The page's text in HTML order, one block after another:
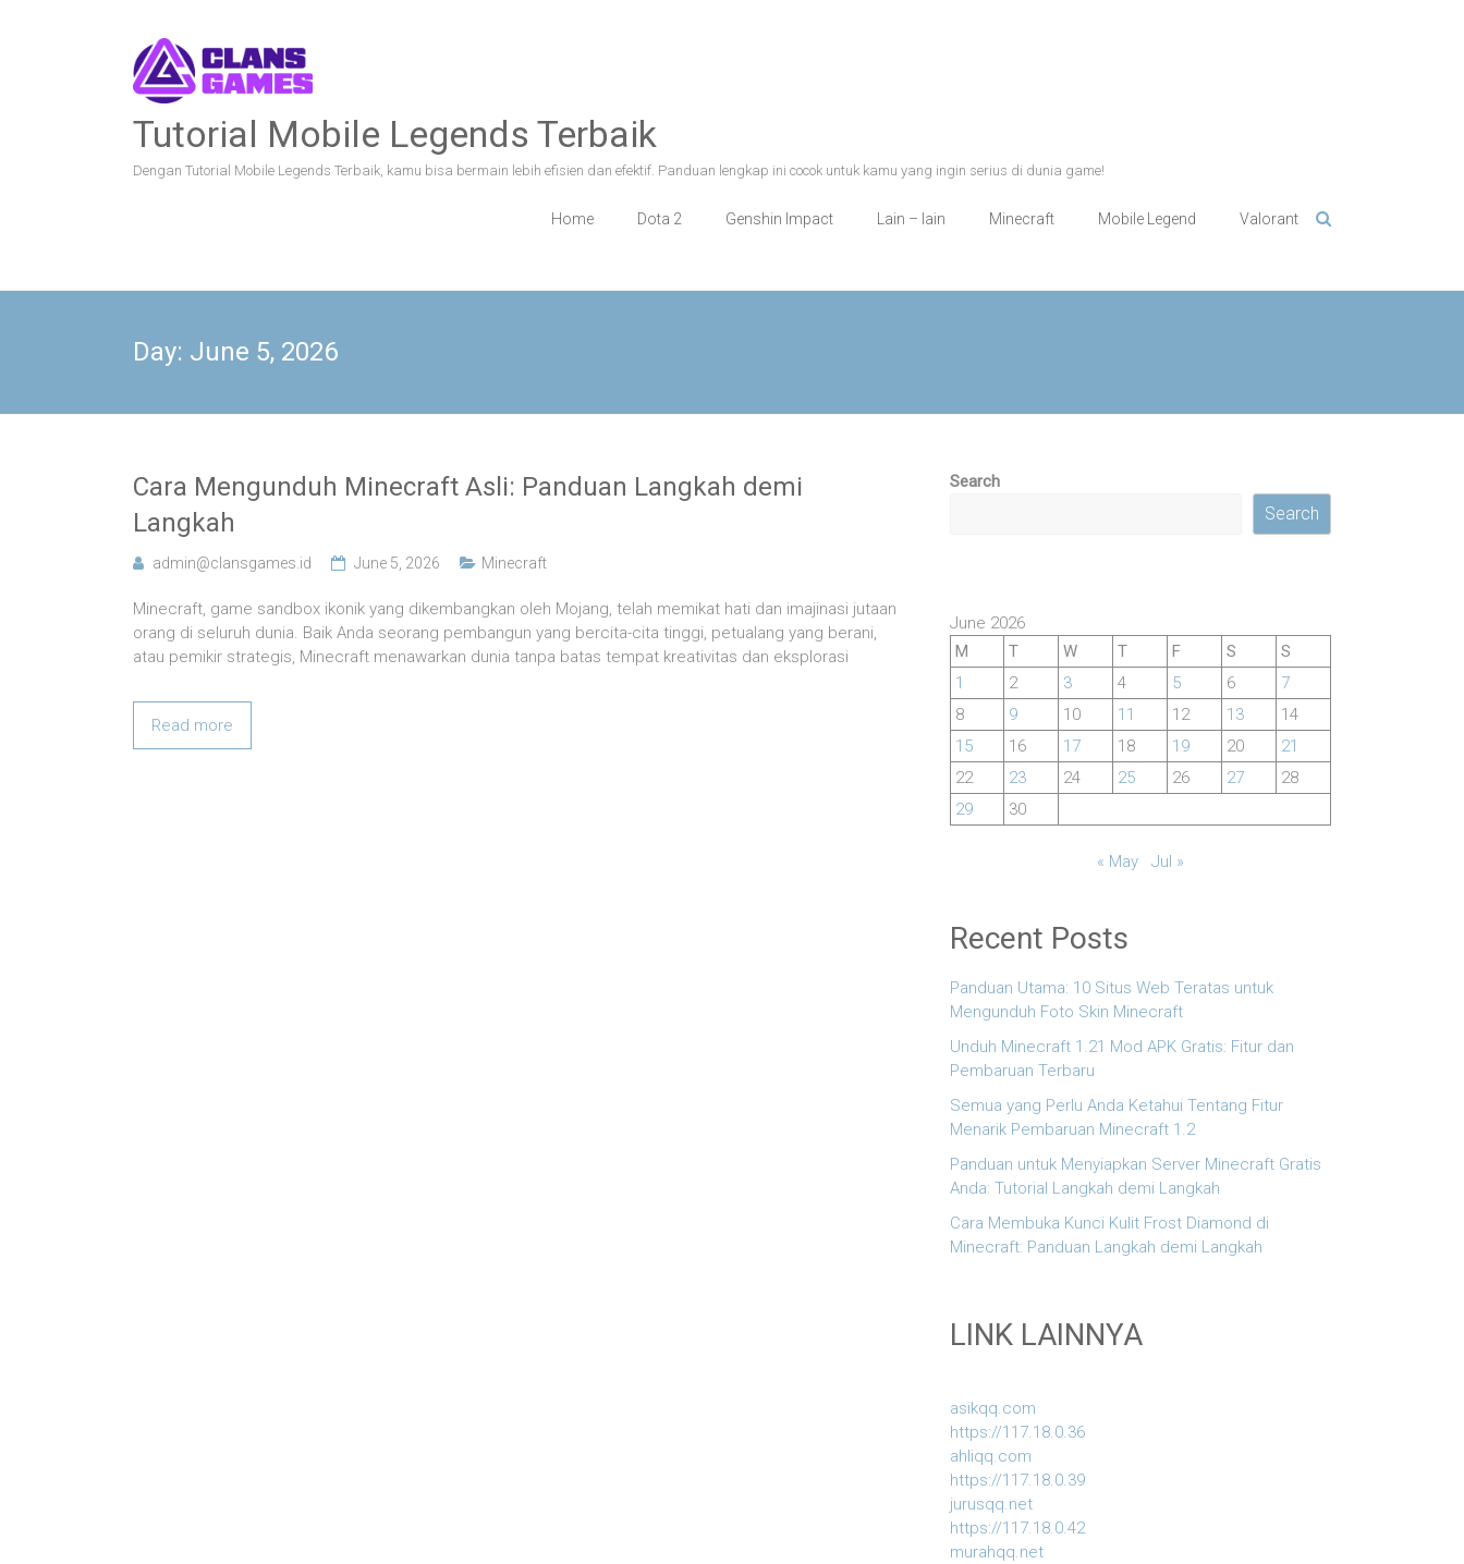
Tutorial Mobile Legends Terbaik
Dengan Tutorial Mobile Legends Terbaik, kamu bisa bermain lebih efisien dan efektif. Panduan lengkap ini cocok untuk kamu yang ingin serius di dunia game!
Home Dota 2 Genshin Impact Lain – lain Minecraft Mobile Legend Valorant
Day: June 5, 2026
Cara Mengunduh Minecraft Asli: Panduan Langkah demi
Langkah
admin@clansgames.id June 5, 2026 Minecraft
Minecraft, game sandbox ikonik yang dikembangkan oleh Mojang, telah memikat hati dan imajinasi jutaan
orang di seluruh dunia. Baik Anda seorang pembangun yang bercita-cita tinggi, petualang yang berani,
atau pemikir strategis, Minecraft menawarkan dunia tanpa batas tempat kreativitas dan eksplorasi
Read more
Search
Search
June 2026
M
T W T F S
S
1
2 3 4 5 6
7
8
9 10 11 12 13
14
15
16 17 18 19 20
21
22
23 24 25 26 27
28
29
30
« May Jul »
Recent Posts
Panduan Utama: 10 Situs Web Teratas untuk
Mengunduh Foto Skin Minecraft
Unduh Minecraft 1.21 Mod APK Gratis: Fitur dan
Pembaruan Terbaru
Semua yang Perlu Anda Ketahui Tentang Fitur
Menarik Pembaruan Minecraft 1.2
Panduan untuk Menyiapkan Server Minecraft Gratis
Anda: Tutorial Langkah demi Langkah
Cara Membuka Kunci Kulit Frost Diamond di
Minecraft: Panduan Langkah demi Langkah
LINK LAINNYA
asikqq.com
https://117.18.0.36
ahliqq.com
https://117.18.0.39
jurusqq.net
https://117.18.0.42
murahqq.net